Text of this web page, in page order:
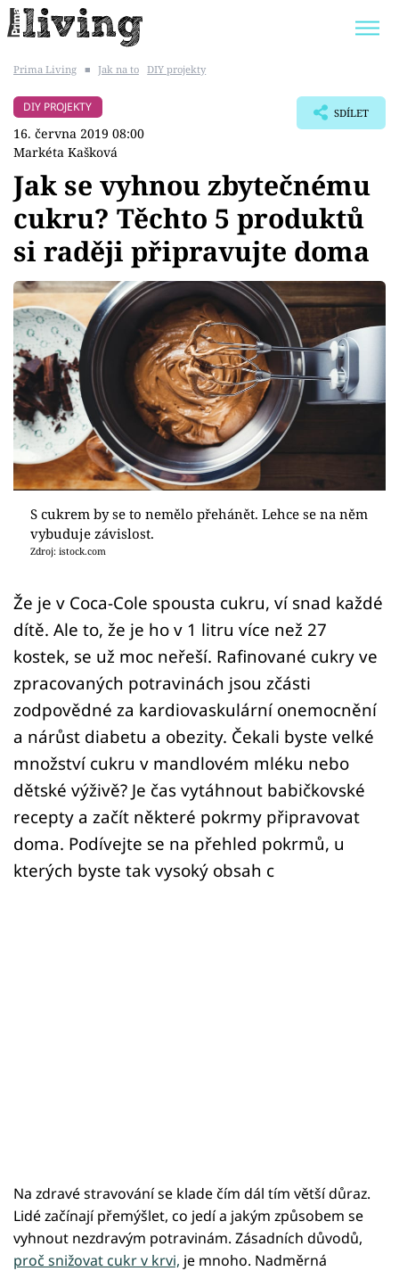
BYDLENÍ SLAVNÝCH
Témata
Bydlení
Zahrada
Design
Sledujte prima+
Přihlášení
Sledujte nás
Prima Living ■ Jak na to DIY projekty
DIY PROJEKTY
16. června 2019 08:00
Markéta Kašková
SDÍLET
Jak se vyhnou zbytečnému
cukru? Těchto 5 produktů
si raději připravujte doma
S cukrem by se to nemělo přehánět. Lehce se na něm
vybuduje závislost.
Zdroj: istock.com
Že je v Coca-Cole spousta cukru, ví snad každé
dítě. Ale to, že je ho v 1 litru více než 27
kostek, se už moc neřeší. Rafinované cukry ve
zpracovaných potravinách jsou zčásti
zodpovědné za kardiovaskulární onemocnění
a nárůst diabetu a obezity. Čekali byste velké
množství cukru v mandlovém mléku nebo
dětské výživě? Je čas vytáhnout babičkovské
recepty a začít některé pokrmy připravovat
doma. Podívejte se na přehled pokrmů, u
kterých byste tak vysoký obsah c
Na zdravé stravování se klade čím dál tím větší důraz.
Lidé začínají přemýšlet, co jedí a jakým způsobem se
vyhnout nezdravým potravinám. Zásadních důvodů,
proč snižovat cukr v krvi, je mnoho. Nadměrná